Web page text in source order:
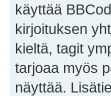
käyttää
kirjoituksen
kieltä, tagit
tarjoaa myös
näyttää.